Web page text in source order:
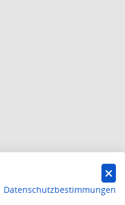
Datenschutzbestimmungen